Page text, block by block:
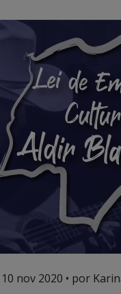
10 nov 2020 • por